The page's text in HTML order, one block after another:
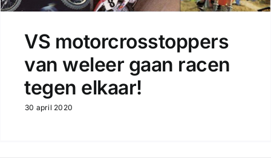
VS motorcrosstoppers
van weleer gaan racen
tegen elkaar!
30 april 2020